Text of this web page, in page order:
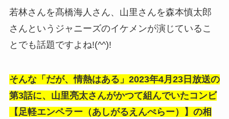
若林さんを髙橋海人さん、山里さんを森本慎太郎
さんというジャニーズのイケメンが演じているこ
とでも話題ですよね!(^^)!
そんな「だが、情熱はある」2023年4月23日放送の
第3話に、山里亮太さんがかつて組んでいたコンビ
【足軽エンペラー（あしがるえんぺらー）】の相